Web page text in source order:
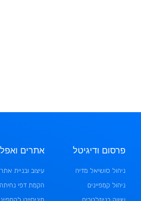
פרסום ודיגיטל
ניהול סושיאל מדיה
ניהול קמפיינים
אתרים
עיצוב ובניית
הקמת דפי נחיתה